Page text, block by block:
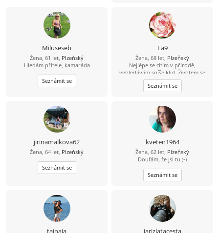
Miluseseb
Žena, 61 let, Plzeňský
Hledám přítele, kamaráda
Seznámit se
La9
Žena, 68 let, Plzeňský
Nejlépe se cítím v přírodě,
vyhledávám spíše klid. Životem se
snažím jít cestou, která vede k lásce
a harmonii, životní rovnováze a
naplnění.
Seznámit se
jirinamalkova62
Žena, 64 let, Plzeňský
Seznámit se
kveten1964
Žena, 62 let, Plzeňský
Doufám, že jsi tu ;-)
Seznámit se
tajnaja jarizlatacesta